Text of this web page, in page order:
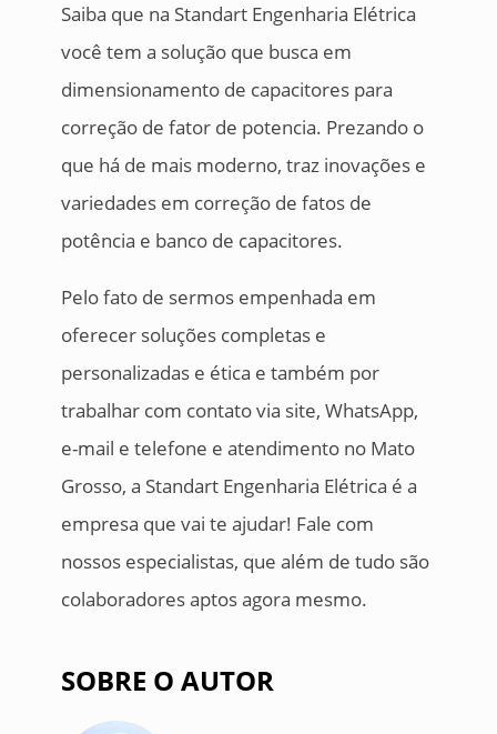
Saiba que na Standart Engenharia Elétrica
você tem a solução que busca em
dimensionamento de capacitores para
correção de fator de potencia. Prezando o
que há de mais moderno, traz inovações e
variedades em correção de fatos de
potência e banco de capacitores.
Pelo fato de sermos empenhada em
oferecer soluções completas e
personalizadas e ética e também por
trabalhar com contato via site, WhatsApp,
e-mail e telefone e atendimento no Mato
Grosso, a Standart Engenharia Elétrica é a
empresa que vai te ajudar! Fale com
nossos especialistas, que além de tudo são
colaboradores aptos agora mesmo.
SOBRE O AUTOR